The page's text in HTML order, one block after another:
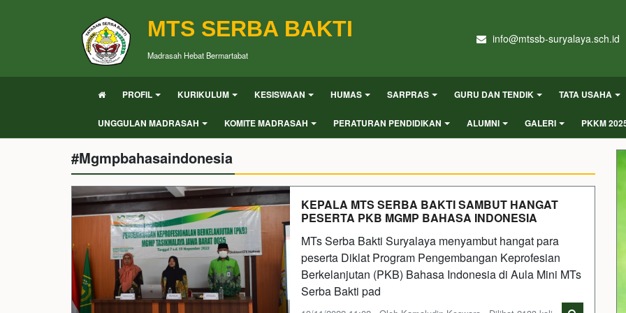
MTS SERBA BAKTI
Madrasah Hebat Bermartabat
info@mtssb-suryalaya.sch.id
PROFIL KURIKULUM KESISWAAN HUMAS SARPRAS GURU DAN TENDIK TATA USAHA
UNGGULAN MADRASAH KOMITE MADRASAH PERATURAN PENDIDIKAN ALUMNI GALERI PKKM
#Mgmpbahasaindonesia
KEPALA MTS SERBA BAKTI SAMBUT HANGAT
PESERTA PKB MGMP BAHASA INDONESIA
MTs Serba Bakti Suryalaya menyambut hangat para
peserta Diklat Program Pengembangan Keprofesian
Berkelanjutan (PKB) Bahasa Indonesia di Aula Mini MTs
Serba Bakti pad